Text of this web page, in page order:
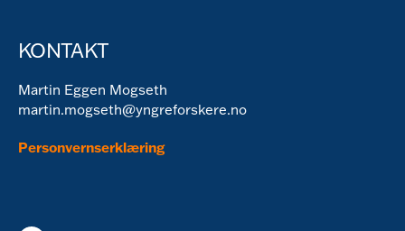
KONTAKT
Martin Eggen Mogseth
martin.mogseth@yngreforskere.no
Personvernserklæring